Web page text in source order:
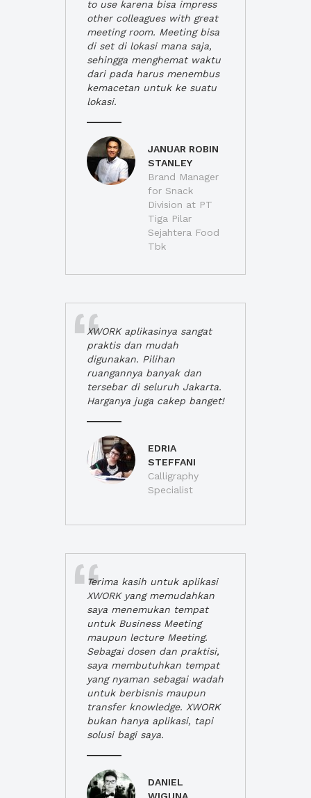
to use karena bisa impress
other colleagues with great
meeting room. Meeting bisa
di set di lokasi mana saja,
sehingga menghemat waktu
dari pada harus menembus
kemacetan untuk ke suatu
lokasi.
JANUAR ROBIN
STANLEY
Brand Manager
for Snack
Division at PT
Tiga Pilar
Sejahtera Food
Tbk
XWORK aplikasinya sangat
praktis dan mudah
digunakan. Pilihan
ruangannya banyak dan
tersebar di seluruh Jakarta.
Harganya juga cakep banget!
EDRIA
STEFFANI
Calligraphy
Specialist
Terima kasih untuk aplikasi
XWORK yang memudahkan
saya menemukan tempat
untuk Business Meeting
maupun lecture Meeting.
Sebagai dosen dan praktisi,
saya membutuhkan tempat
yang nyaman sebagai wadah
untuk berbisnis maupun
transfer knowledge. XWORK
bukan hanya aplikasi, tapi
solusi bagi saya.
DANIEL